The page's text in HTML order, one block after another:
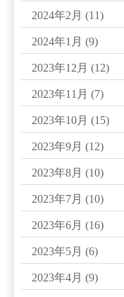
2024年2月 (11)
2024年1月 (9)
2023年12月 (12)
2023年11月 (7)
2023年10月 (15)
2023年9月 (12)
2023年8月 (10)
2023年7月 (10)
2023年6月 (16)
2023年5月 (6)
2023年4月 (9)